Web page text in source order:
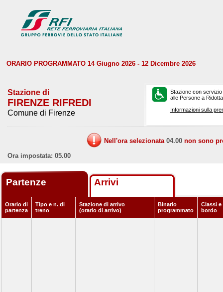
ORARIO PROGRAMMATO 14 Giugno 2026 - 12 Dicembre 2026
Stazione di
FIRENZE RIFREDI
Comune di Firenze
Stazione con
alle Persone a
Informazioni sulla
Nell'ora selezionata 04.00 non sono
Ora impostata: 05.00
Partenze Arrivi
Orario di
partenza
Tipo e n. di
treno
Stazione di arrivo
(orario di arrivo)
Binario
programmato
Classi e
bordo